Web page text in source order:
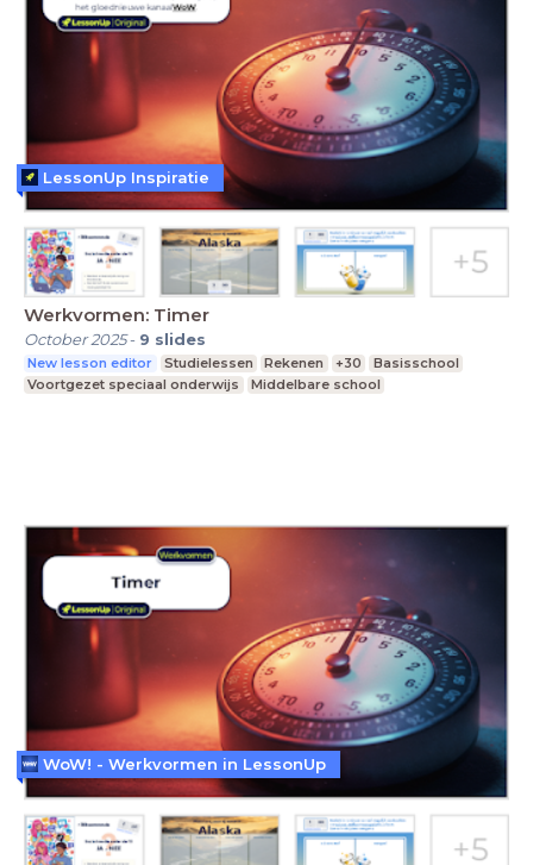
Werkvormen: Timer
October 2025- 9 slides
New lesson editor Studielessen Rekenen +30
Basisschool
Voortgezet speciaal onderwijs
Middelbare school
LessonUp Inspiratie
WoW! - Werkvormen in LessonUp